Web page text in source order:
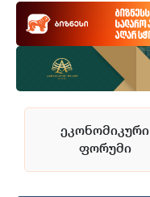
ეკონომიკური
ფორუმი